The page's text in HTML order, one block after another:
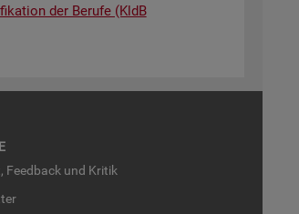
der Be­ru­fe (KldB
Feed­back und Kri­tik